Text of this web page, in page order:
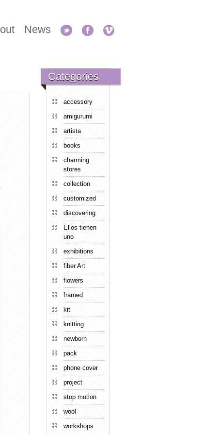
News
Categories
accessory
amigurumi
artista
books
charming
stores
collection
customized
discovering
Ellos tienen
uno
exhibitions
fiber Art
flowers
framed
kit
knitting
newborn
pack
phone cover
project
stop motion
wool
workshops